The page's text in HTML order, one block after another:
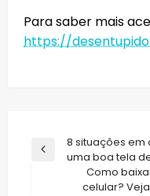
Para saber mais
https://
Navegação
Previous
8 situações em
uma boa tela
Como
celular?